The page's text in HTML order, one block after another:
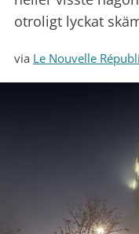
otroligt lyckat
via Le Nouvelle